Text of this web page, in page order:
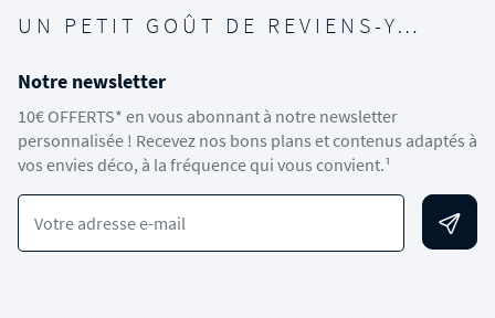
UN PETIT GOÛT DE REVIENS-Y…
Notre newsletter
10€ OFFERTS* en vous abonnant à notre newsletter
personnalisée ! Recevez nos bons plans et contenus adaptés à
vos envies déco, à la fréquence qui vous convient.¹
Votre adresse e-mail